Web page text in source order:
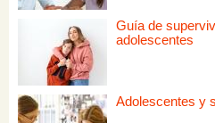
Guía de
adolescentes
Adolescentes y